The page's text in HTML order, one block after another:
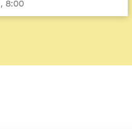
8:00